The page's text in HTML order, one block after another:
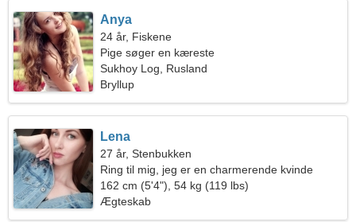
Anya
24 år, Fiskene
Pige søger en kæreste
Sukhoy Log, Rusland
Bryllup
Lena
27 år, Stenbukken
Ring til mig, jeg er en charmerende kvinde
162 cm (5'4"), 54 kg (119 lbs)
Ægteskab